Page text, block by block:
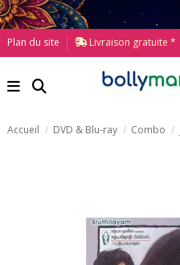
Plan du site Livraison gratuite *
Accueil DVD & Blu-ray Combo